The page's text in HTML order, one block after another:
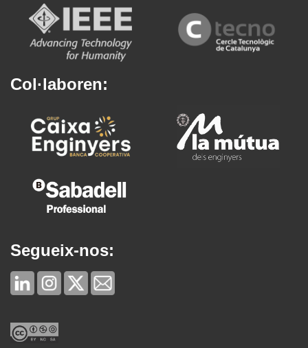
Col·laboren:
Segueix-nos: